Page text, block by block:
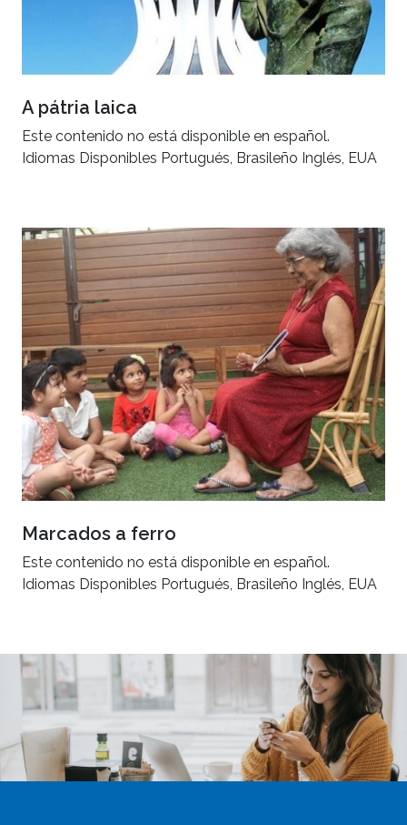
A pátria laica
Este contenido no está disponible en español.
Idiomas Disponibles Portugués, Brasileño Inglés, EUA
Marcados a ferro
Este contenido no está disponible en español.
Idiomas Disponibles Portugués, Brasileño Inglés, EUA